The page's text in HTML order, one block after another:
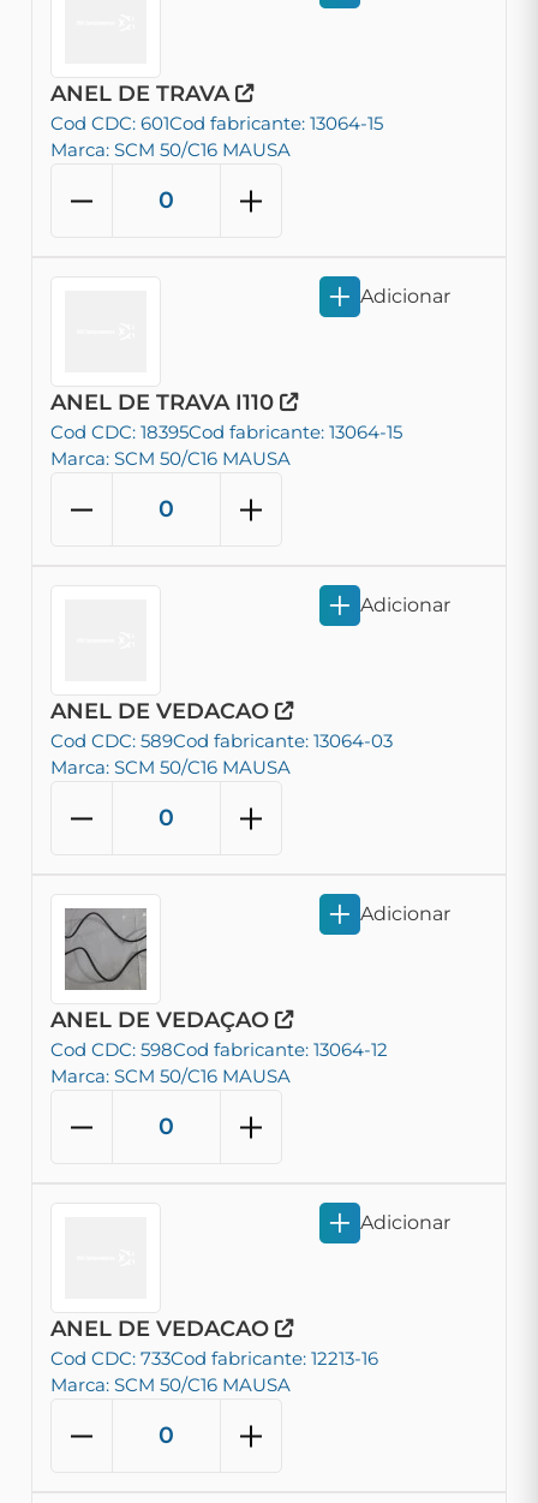
ANEL DE TRAVA
Cod CDC: 601Cod fabricante: 13064-15
Marca: SCM 50/C16 MAUSA
ANEL DE TRAVA I110
Cod CDC: 18395Cod fabricante: 13064-15
Marca: SCM 50/C16 MAUSA
Adicionar
ANEL DE VEDACAO
Cod CDC: 589Cod fabricante: 13064-03
Marca: SCM 50/C16 MAUSA
Adicionar
ANEL DE VEDAÇAO
Cod CDC: 598Cod fabricante: 13064-12
Marca: SCM 50/C16 MAUSA
Adicionar
ANEL DE VEDACAO
Cod CDC: 733Cod fabricante: 12213-16
Marca: SCM 50/C16 MAUSA
Adicionar